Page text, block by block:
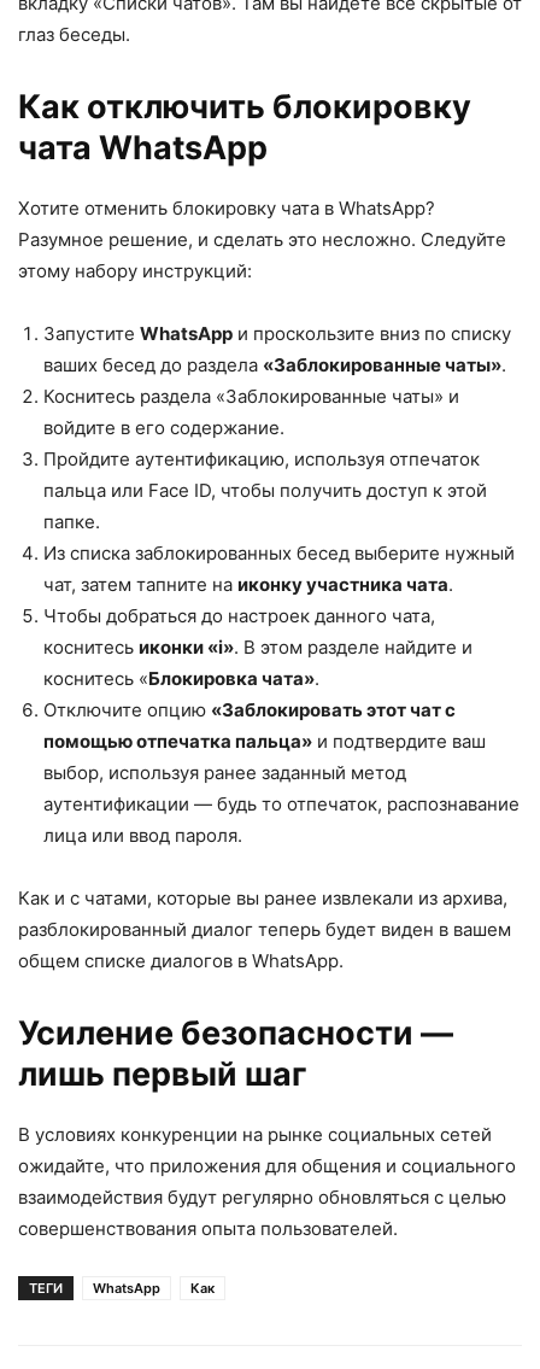
глаз беседы.
Как отключить блокировку
чата WhatsApp
Хотите отменить блокировку чата в WhatsApp?
Разумное решение, и сделать это несложно. Следуйте
этому набору инструкций:
Запустите WhatsApp и проскользите вниз по списку
ваших бесед до раздела «Заблокированные чаты».
Коснитесь раздела «Заблокированные чаты» и
войдите в его содержание.
Пройдите аутентификацию, используя отпечаток
пальца или Face ID, чтобы получить доступ к этой
папке.
Из списка заблокированных бесед выберите нужный
чат, затем тапните на иконку участника чата.
Чтобы добраться до настроек данного чата,
коснитесь иконки «i». В этом разделе найдите и
коснитесь «Блокировка чата».
Отключите опцию «Заблокировать этот чат с
помощью отпечатка пальца» и подтвердите ваш
выбор, используя ранее заданный метод
аутентификации — будь то отпечаток, распознавание
лица или ввод пароля.
Как и с чатами, которые вы ранее извлекали из архива,
разблокированный диалог теперь будет виден в вашем
общем списке диалогов в WhatsApp.
Усиление безопасности —
лишь первый шаг
В условиях конкуренции на рынке социальных сетей
ожидайте, что приложения для общения и социального
взаимодействия будут регулярно обновляться с целью
совершенствования опыта пользователей.
ТЕГИ WhatsApp Как